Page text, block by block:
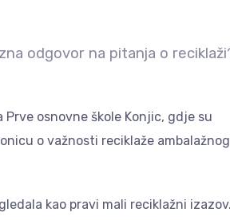
odgovor na pitanja o
osnovne škole Konjic, gdje su
o važnosti reciklaže ambalažnog
kao pravi mali reciklažni izazov.